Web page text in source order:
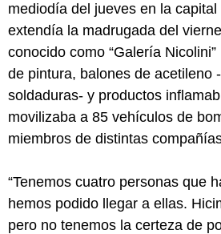
mediodía del jueves en la
extendía la madrugada del
conocido como “Galería
de pintura, balones de acetileno
soldaduras- y productos
movilizaba a 85 vehículos de
miembros de distintas
“Tenemos cuatro personas que
hemos podido llegar a ellas.
pero no tenemos la certeza de